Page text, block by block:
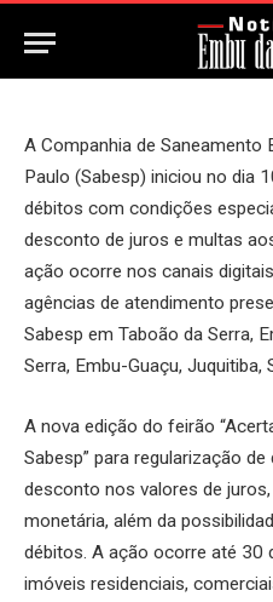
13 de Setembro, 2024
A Companhia de Saneamento
Paulo (Sabesp) iniciou no dia
débitos com condições
desconto de juros e multas
ação ocorre nos canais
agências de atendimento
Sabesp em Taboão da Serra,
Serra, Embu-Guaçu,
A nova edição do feirão
Sabesp” para regularização
desconto nos valores de
monetária, além da
débitos. A ação ocorre até 30
imóveis residenciais,